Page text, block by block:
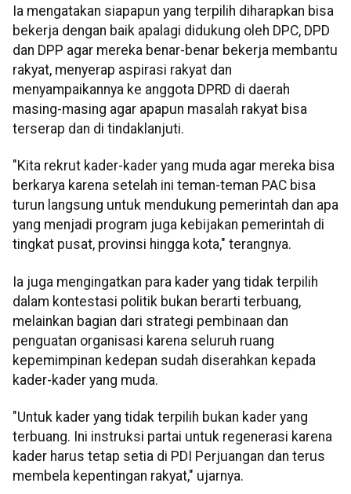
Ia mengatakan siapapun yang terpilih diharapkan bisa
bekerja dengan baik apalagi didukung oleh DPC, DPD
dan DPP agar mereka benar-benar bekerja membantu
rakyat, menyerap aspirasi rakyat dan
menyampaikannya ke anggota DPRD di daerah
masing-masing agar apapun masalah rakyat bisa
terserap dan di tindaklanjuti.
"Kita rekrut kader-kader yang muda agar mereka bisa
berkarya karena setelah ini teman-teman PAC bisa
turun langsung untuk mendukung pemerintah dan apa
yang menjadi program juga kebijakan pemerintah di
tingkat pusat, provinsi hingga kota," terangnya.
Ia juga mengingatkan para kader yang tidak terpilih
dalam kontestasi politik bukan berarti terbuang,
melainkan bagian dari strategi pembinaan dan
penguatan organisasi karena seluruh ruang
kepemimpinan kedepan sudah diserahkan kepada
kader-kader yang muda.
"Untuk kader yang tidak terpilih bukan kader yang
terbuang. Ini instruksi partai untuk regenerasi karena
kader harus tetap setia di PDI Perjuangan dan terus
membela kepentingan rakyat," ujarnya.